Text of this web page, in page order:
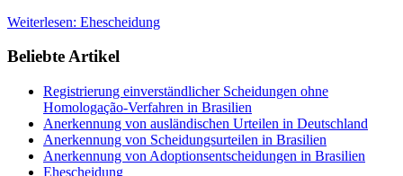
Weiterlesen: Ehescheidung
Beliebte Artikel
Registrierung einverständlicher Scheidungen ohne
Homologação-Verfahren in Brasilien
Anerkennung von ausländischen Urteilen in Deutschland
Anerkennung von Scheidungsurteilen in Brasilien
Anerkennung von Adoptionsentscheidungen in Brasilien
Ehescheidung